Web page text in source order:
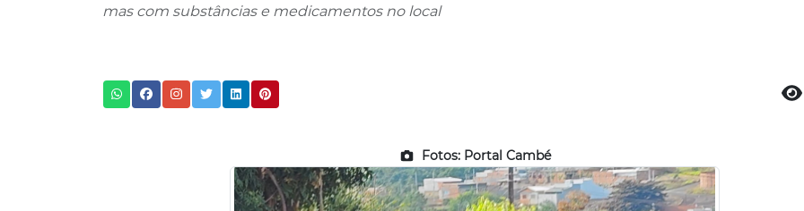
mas com substâncias e medicamentos no local
Fotos: Portal Cambé